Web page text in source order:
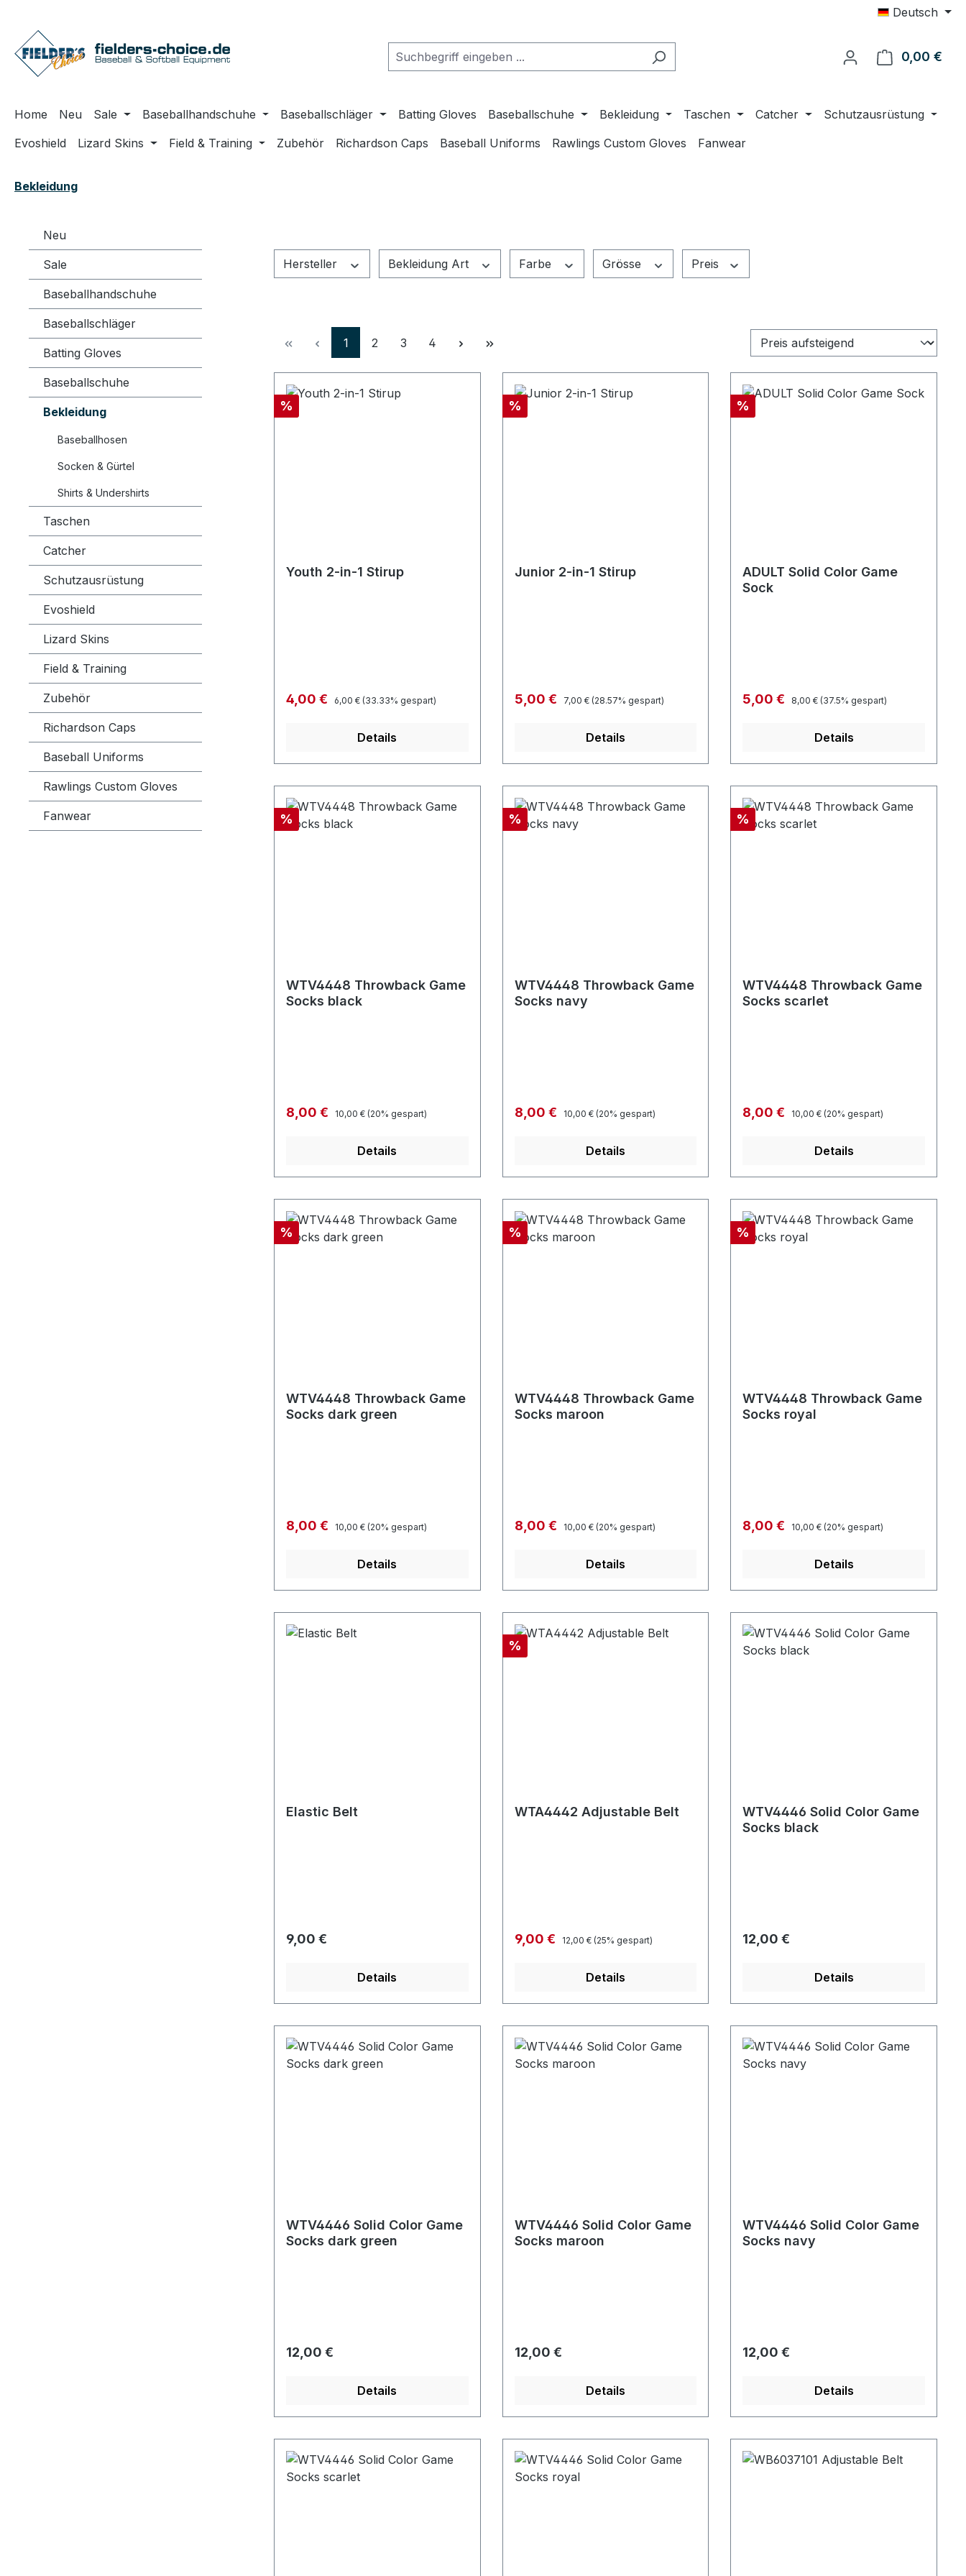
Deutsch
0,00 €
Home Neu Sale Baseballhandschuhe Baseballschläger Batting Gloves Baseballschuhe Bekleidung Taschen Catcher
Schutzausrüstung
Evoshield
Lizard Skins Field & Training Zubehör Richardson Caps Baseball Uniforms Rawlings Custom Gloves Fanwear
Bekleidung
Neu
Sale
Baseballhandschuhe
Baseballschläger
Batting Gloves
Baseballschuhe
Bekleidung
Baseballhosen
Socken & Gürtel
Shirts & Undershirts
Taschen
Catcher
Schutzausrüstung
Evoshield
Lizard Skins
Field & Training
Zubehör
Richardson Caps
Baseball Uniforms
Rawlings Custom Gloves
Fanwear
Hersteller Bekleidung Art Farbe Grösse Preis
Seite
1 Seite
2 Seite
3 Seite
4
Rabatt
%
Youth 2-in-1 Stirup
Verkaufspreis:
4,00 € Regulärer Preis:
6,00 € (33.33% gespart)
Details
Rabatt
%
Junior 2-in-1 Stirup
Verkaufspreis:
5,00 € Regulärer Preis:
7,00 € (28.57% gespart)
Details
Rabatt
%
ADULT Solid Color Game
Sock
Verkaufspreis:
5,00 € Regulärer Preis:
8,00 € (37.5% gespart)
Details
Rabatt
%
WTV4448 Throwback Game
Socks black
Verkaufspreis:
8,00 € Regulärer Preis:
10,00 € (20% gespart)
Details
Rabatt
%
WTV4448 Throwback Game
Socks navy
Verkaufspreis:
8,00 € Regulärer Preis:
10,00 € (20% gespart)
Details
Rabatt
%
WTV4448 Throwback Game
Socks scarlet
Verkaufspreis:
8,00 € Regulärer Preis:
10,00 € (20% gespart)
Details
Rabatt
%
WTV4448 Throwback Game
Socks dark green
Verkaufspreis:
8,00 € Regulärer Preis:
10,00 € (20% gespart)
Details
Rabatt
%
WTV4448 Throwback Game
Socks maroon
Verkaufspreis:
8,00 € Regulärer Preis:
10,00 € (20% gespart)
Details
Rabatt
%
WTV4448 Throwback Game
Socks royal
Verkaufspreis:
8,00 € Regulärer Preis:
10,00 € (20% gespart)
Details
Elastic Belt
Regulärer Preis:
9,00 €
Details
Rabatt
%
WTA4442 Adjustable Belt
Verkaufspreis:
9,00 € Regulärer Preis:
12,00 € (25% gespart)
Details
WTV4446 Solid Color Game
Socks black
Regulärer Preis:
12,00 €
Details
WTV4446 Solid Color Game
Socks dark green
Regulärer Preis:
12,00 €
Details
WTV4446 Solid Color Game
Socks maroon
Regulärer Preis:
12,00 €
Details
WTV4446 Solid Color Game
Socks navy
Regulärer Preis:
12,00 €
Details